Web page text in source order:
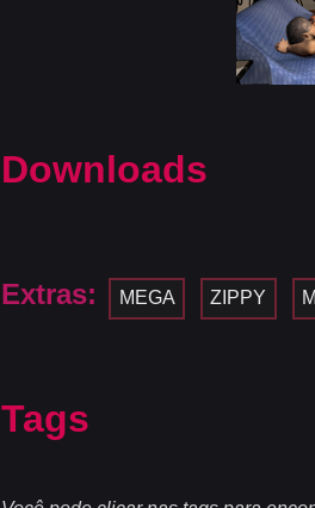
Downloads
Extras: MEGA ZIPPY
Tags